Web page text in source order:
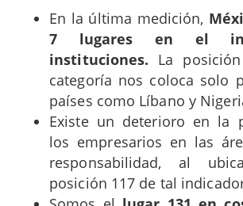
En la última medición,
7 lugares en el
instituciones. La
categoría nos coloca solo
países como Líbano y
Existe un deterioro en la
los empresarios en las
responsabilidad, al
posición 117 de tal